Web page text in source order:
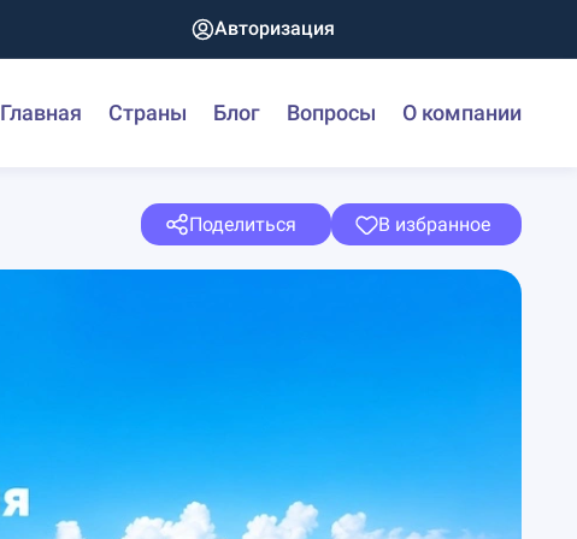
Авторизация
Главная Страны Блог Вопросы О компании
Поделиться В избранное